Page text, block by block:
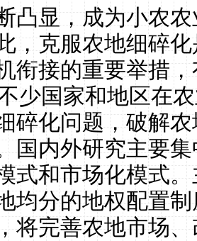
凸显，成为小农
，克服农地细碎
衔接的重要举措
少国家和地区在
碎化问题，破解
国内外研究主要
式和市场化模式
均分的地权配置
将完善农地市场